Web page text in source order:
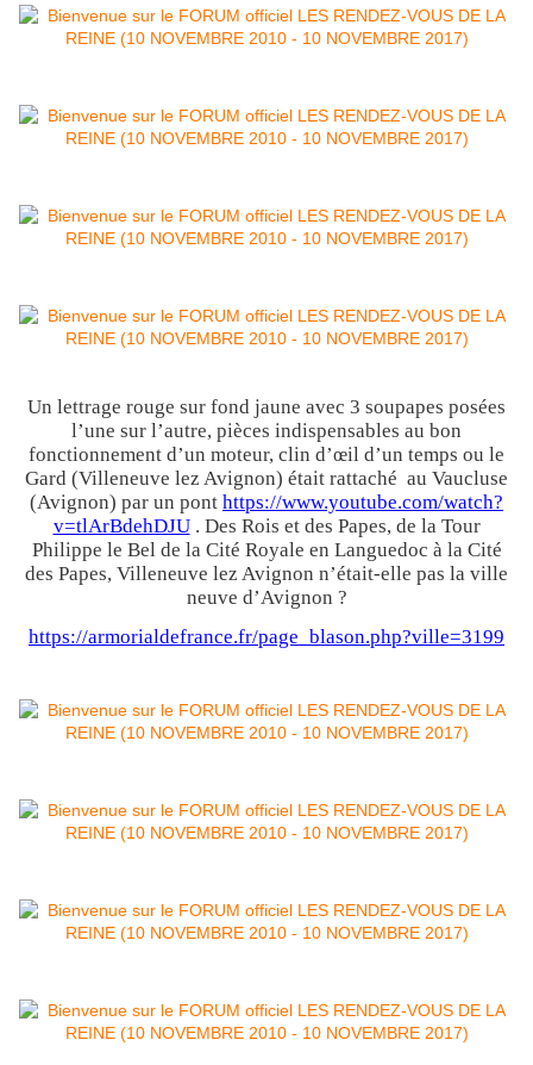
Un lettrage rouge sur fond jaune avec 3 soupapes posées
l’une sur l’autre, pièces indispensables au bon
fonctionnement d’un moteur, clin d’œil d’un temps ou le
Gard (Villeneuve lez Avignon) était rattaché au Vaucluse
(Avignon) par un pont https://www.youtube.com/watch?
v=tlArBdehDJU. Des Rois et des Papes, de la Tour
Philippe le Bel de la Cité Royale en Languedoc à la Cité
des Papes, Villeneuve lez Avignon n’était-elle pas la ville
neuve d’Avignon ?
https://armorialdefrance.fr/page_blason.php?ville=3199